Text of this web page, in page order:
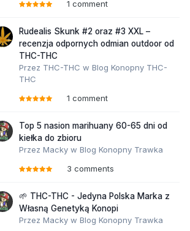
1 comment
Rudealis Skunk #2 oraz #3 XXL –
recenzja odpornych odmian outdoor od
THC-THC
Przez THC-THC w Blog Konopny THC-
THC
1 comment
Top 5 nasion marihuany 60-65 dni od
kiełka do zbioru
Przez Macky w Blog Konopny Trawka
3 comments
🌱 THC-THC - Jedyna Polska Marka z
Własną Genetyką Konopi
Przez Macky w Blog Konopny Trawka